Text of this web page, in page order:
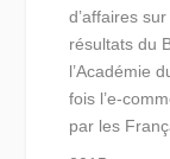
d’affaires
résultats du
l’Académie
fois l’e-
par les